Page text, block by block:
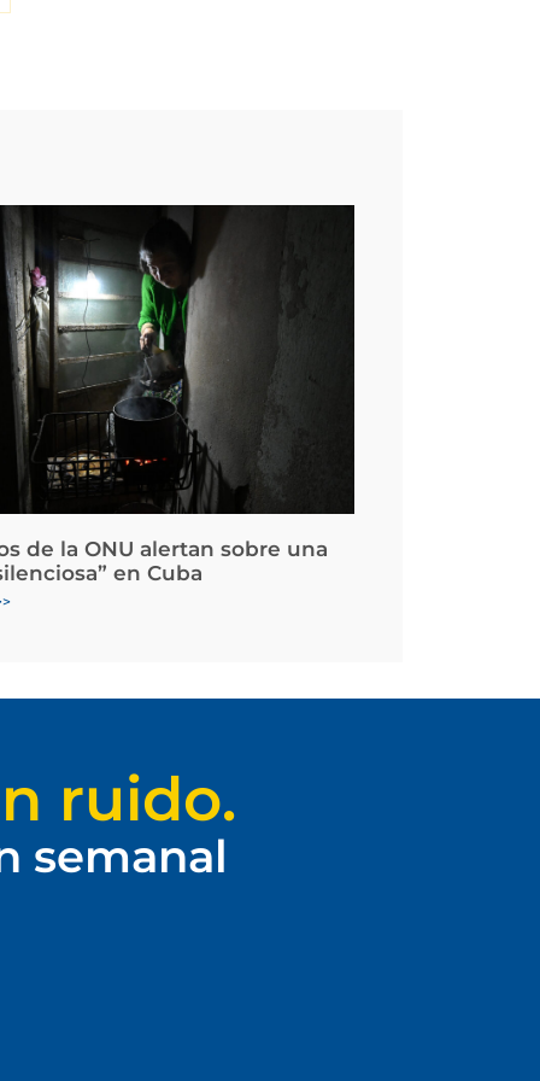
de la ONU alertan sobre una
en Cuba
ruido.
semanal